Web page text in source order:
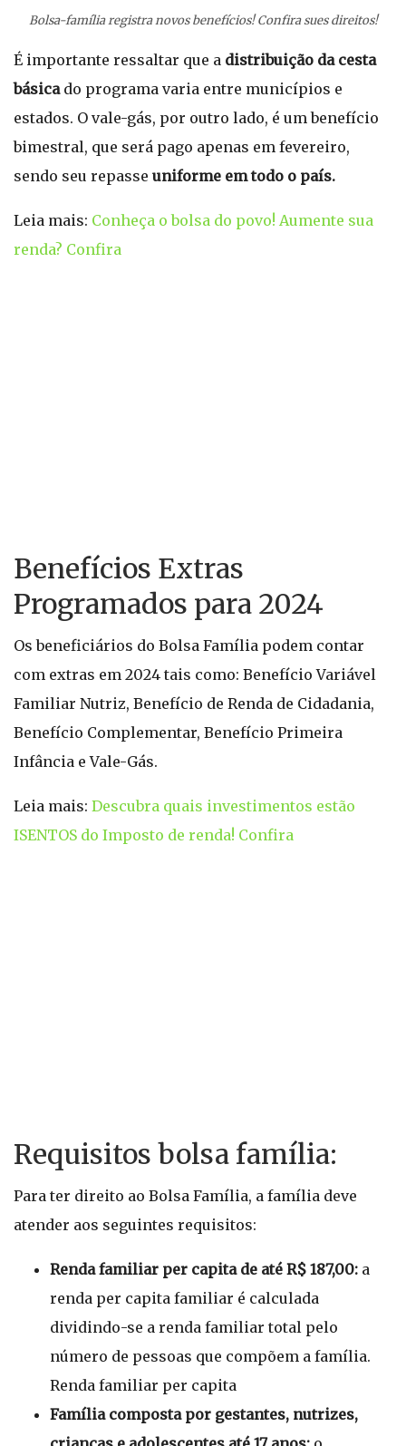
Bolsa-família registra novos benefícios! Confira sues direitos!
É importante ressaltar que a distribuição da cesta
básicado programa varia entre municípios e
estados. O vale-gás, por outro lado, é um benefício
bimestral, que será pago apenas em fevereiro,
sendo seu repasse uniforme em todo o país.
Leia mais: Conheça o bolsa do povo! Aumente sua
renda? Confira
Benefícios Extras
Programados para 2024
Os beneficiários do Bolsa Família podem contar
com extras em 2024 tais como: Benefício Variável
Familiar Nutriz, Benefício de Renda de Cidadania,
Benefício Complementar, Benefício Primeira
Infância e Vale-Gás.
Leia mais: Descubra quais investimentos estão
ISENTOS do Imposto de renda! Confira
Requisitos bolsa família:
Para ter direito ao Bolsa Família, a família deve
atender aos seguintes requisitos:
Renda familiar per capita de até R$ 187,00: a
renda per capita familiar é calculada
dividindo-se a renda familiar total pelo
número de pessoas que compõem a família.
Renda familiar per capita
Família composta por gestantes, nutrizes,